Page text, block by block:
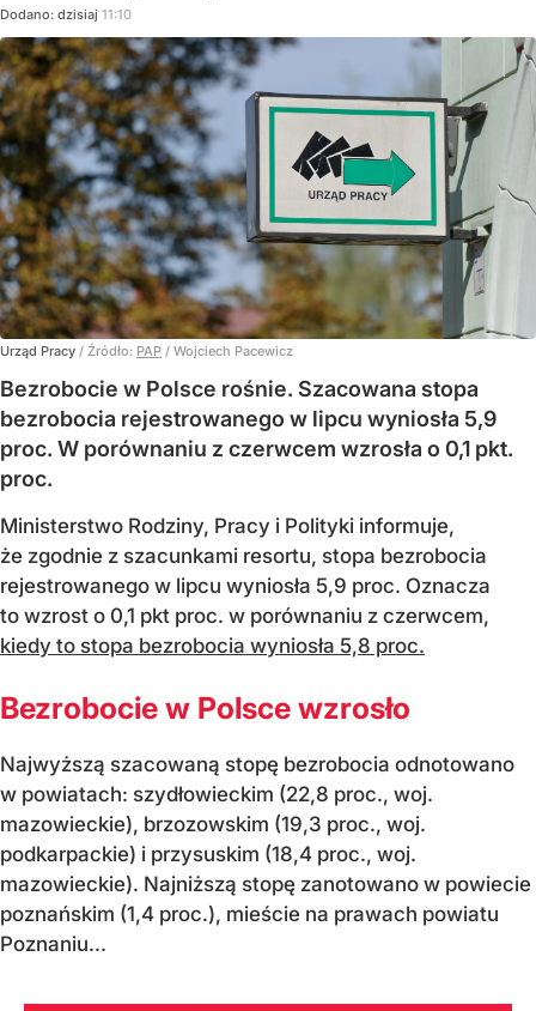
Dodano: dzisiaj 11:10
Urząd Pracy / Źródło: PAP / Wojciech Pacewicz
Bezrobocie w Polsce rośnie. Szacowana stopa
bezrobocia rejestrowanego w lipcu wyniosła 5,9
proc. W porównaniu z czerwcem wzrosła o 0,1 pkt.
proc.
Ministerstwo Rodziny, Pracy i Polityki informuje,
że zgodnie z szacunkami resortu, stopa bezrobocia
rejestrowanego w lipcu wyniosła 5,9 proc. Oznacza
to wzrost o 0,1 pkt proc. w porównaniu z czerwcem,
kiedy to stopa bezrobocia wyniosła 5,8 proc.
Bezrobocie w Polsce wzrosło
Najwyższą szacowaną stopę bezrobocia odnotowano
w powiatach: szydłowieckim (22,8 proc., woj.
mazowieckie), brzozowskim (19,3 proc., woj.
podkarpackie) i przysuskim (18,4 proc., woj.
mazowieckie). Najniższą stopę zanotowano w powiecie
poznańskim (1,4 proc.), mieście na prawach powiatu
Poznaniu...